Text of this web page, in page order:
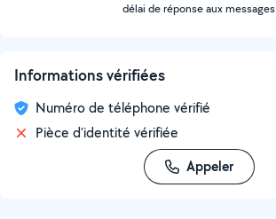
délai de réponse aux messages
Informations vérifiées
Numéro de téléphone vérifié
Pièce d'identité vérifiée
Appeler